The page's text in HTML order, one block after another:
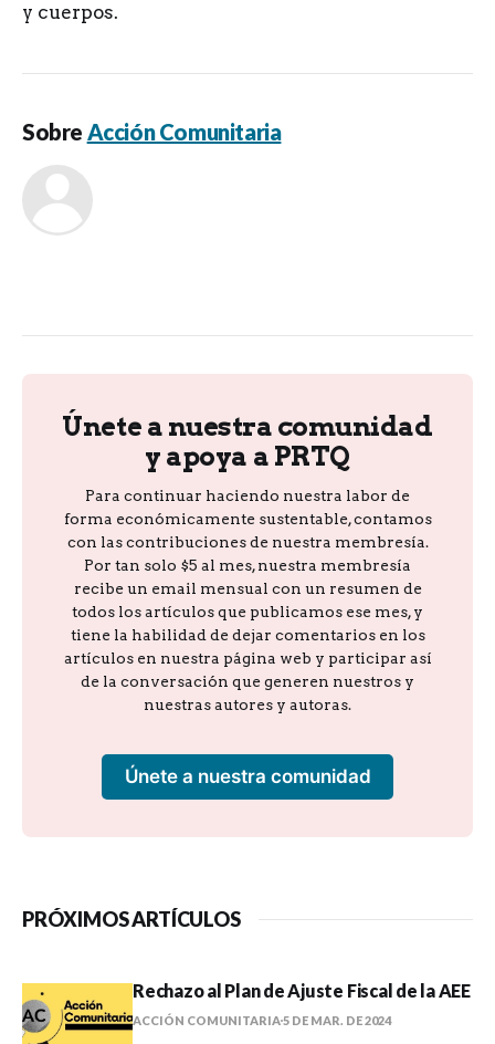
y cuerpos.
Sobre Acción Comunitaria
Únete a nuestra comunidad
y apoya a PRTQ
Para continuar haciendo nuestra labor de
forma económicamente sustentable, contamos
con las contribuciones de nuestra membresía.
Por tan solo $5 al mes, nuestra membresía
recibe un email mensual con un resumen de
todos los artículos que publicamos ese mes, y
tiene la habilidad de dejar comentarios en los
artículos en nuestra página web y participar así
de la conversación que generen nuestros y
nuestras autores y autoras.
Únete a nuestra comunidad
PRÓXIMOS ARTÍCULOS
Rechazo al Plan de Ajuste Fiscal de la AEE
ACCIÓN COMUNITARIA5 DE MAR. DE 2024